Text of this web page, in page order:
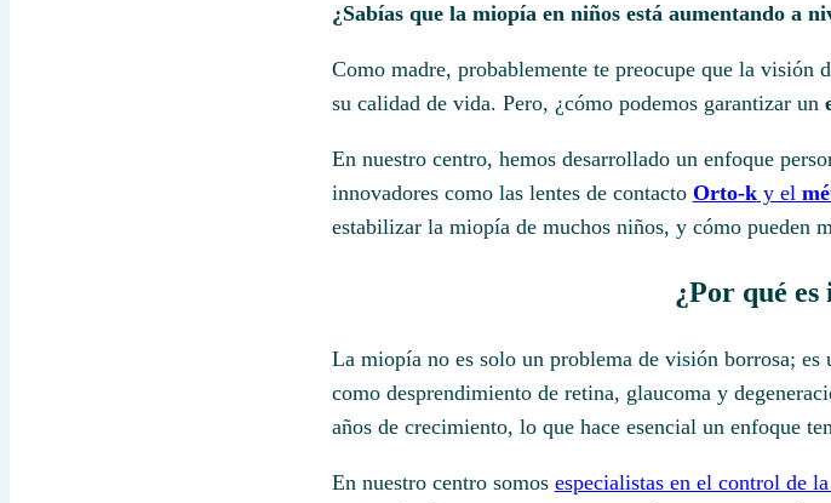
¿Sabías que la miopía en niños está aumentando a
Como madre, probablemente te preocupe que la
su calidad de vida. Pero, ¿cómo podemos garantizar un
En nuestro centro, hemos desarrollado un enfoque
innovadores como las lentes de contacto Orto-ky el
estabilizar la miopía de muchos niños, y cómo pueden
¿Por qué
La miopía no es solo un problema de visión borrosa;
como desprendimiento de retina, glaucoma y
años de crecimiento, lo que hace esencial un enfoque
En nuestro centro somos especialistas en el control de